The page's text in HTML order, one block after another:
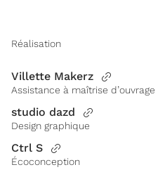
Réalisation
Villette Makerz
Assistance à maîtrise d’ouvrage
studio dazd
Design graphique
Ctrl S
Écoconception